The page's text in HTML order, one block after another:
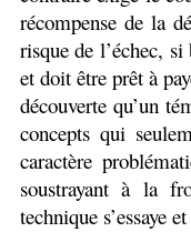
récompense de la
risque de l’échec,
et doit être prêt à
découverte qu’un
concepts qui
caractère
soustrayant à la
technique s’essaye